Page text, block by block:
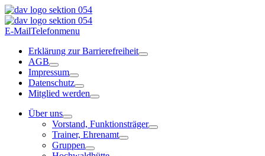
E-MailTelefonmenu
Erklärung zur Barrierefreiheit
AGB
Impressum
Datenschutz
Mitglied werden
Über uns
Vorstand, Funktionsträger
Trainer, Ehrenamt
Gruppen